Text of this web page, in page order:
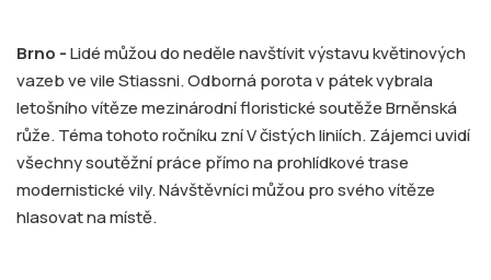
Brno -Lidé můžou do neděle navštívit výstavu květinových
vazeb ve vile Stiassni. Odborná porota v pátek vybrala
letošního vítěze mezinárodní floristické soutěže Brněnská
růže. Téma tohoto ročníku zní V čistých liniích. Zájemci uvidí
všechny soutěžní práce přímo na prohlídkové trase
modernistické vily. Návštěvníci můžou pro svého vítěze
hlasovat na místě.